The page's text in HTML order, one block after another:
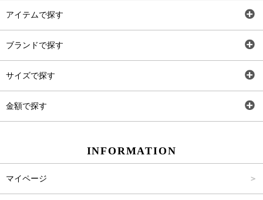
アイテムで探す
ブランドで探す
サイズで探す
金額で探す
INFORMATION
マイページ